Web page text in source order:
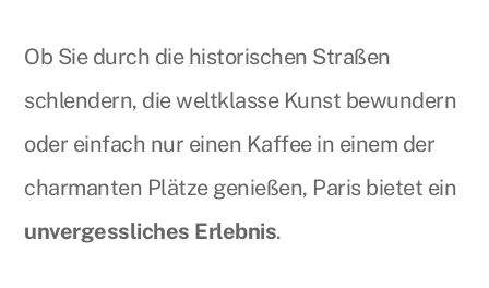
Ob Sie durch die historischen Straßen
schlendern, die weltklasse Kunst bewundern
oder einfach nur einen Kaffee in einem der
charmanten Plätze genießen, Paris bietet ein
unvergessliches Erlebnis.